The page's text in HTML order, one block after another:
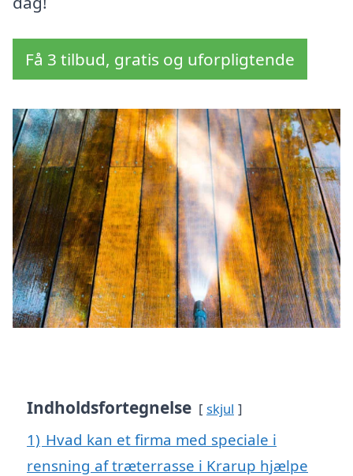
Få 3 tilbud, gratis og uforpligtende
Indholdsfortegnelse skjul
1) Hvad kan et firma med speciale i
rensning af træterrasse i Krarup hjælpe